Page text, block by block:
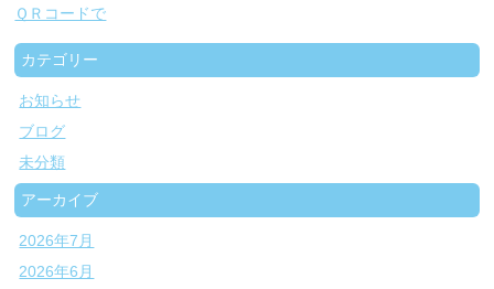
ＱＲコードで
カテゴリー
お知らせ
ブログ
未分類
アーカイブ
2026年7月
2026年6月